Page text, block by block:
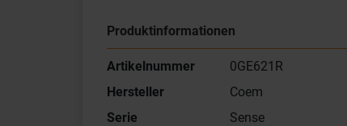
Produktinformationen
Artikelnummer
0GE621R
Hersteller
Coem
Serie
Sense